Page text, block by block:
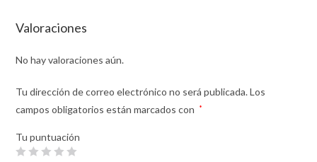
Valoraciones
No hay valoraciones aún.
Tu dirección de correo electrónico no será publicada. Los
campos obligatorios están marcados con
*
Tu puntuación